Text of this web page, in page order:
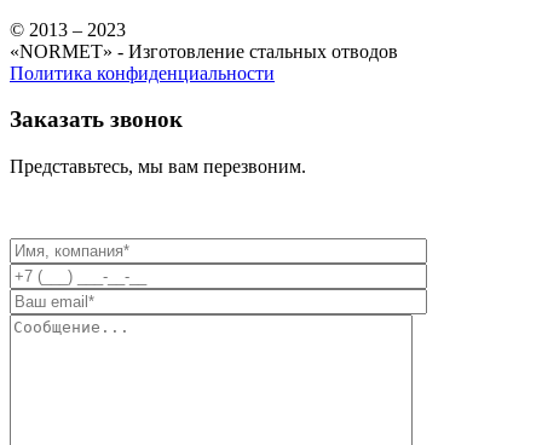
© 2013 – 2023
«NORMET» - Изготовление стальных отводов
Политика конфиденциальности
Заказать звонок
Представьтесь, мы вам перезвоним.